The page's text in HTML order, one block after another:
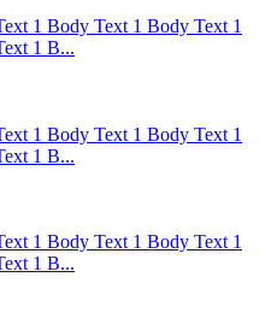
1 Body Text 1 Body Text 1
1 B...
1 Body Text 1 Body Text 1
1 B...
1 Body Text 1 Body Text 1
1 B...